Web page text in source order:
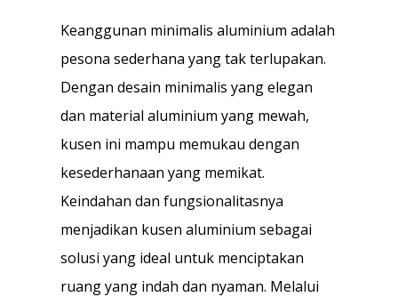
Keanggunan minimalis aluminium adalah
pesona sederhana yang tak terlupakan.
Dengan desain minimalis yang elegan
dan material aluminium yang mewah,
kusen ini mampu memukau dengan
kesederhanaan yang memikat.
Keindahan dan fungsionalitasnya
menjadikan kusen aluminium sebagai
solusi yang ideal untuk menciptakan
ruang yang indah dan nyaman. Melalui